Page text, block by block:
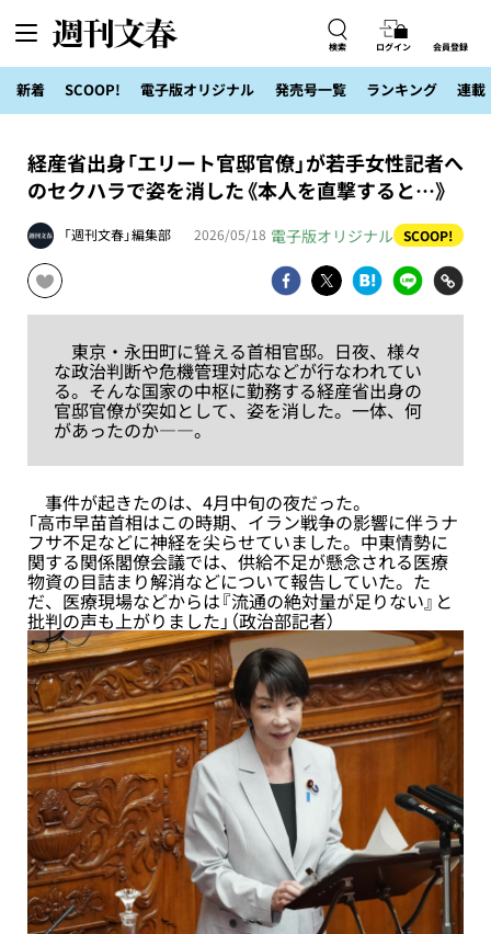
検索 ログイン 会員登録
新着 SCOOP! 電子版オリジナル 発売号一覧 ランキング 連載
経産省出身「エリート官邸官僚」が若手女性記者へ
のセクハラで姿を消した《本人を直撃すると…》
「週刊文春」編集部 2026/05/18 電子版オリジナル SCOOP!
東京・永田町に聳える首相官邸。日夜、様々
な政治判断や危機管理対応などが行なわれてい
る。そんな国家の中枢に勤務する経産省出身の
官邸官僚が突如として、姿を消した。一体、何
があったのか――。
事件が起きたのは、4月中旬の夜だった。
「高市早苗首相はこの時期、イラン戦争の影響に伴うナ
フサ不足などに神経を尖らせていました。中東情勢に
関する関係閣僚会議では、供給不足が懸念される医療
物資の目詰まり解消などについて報告していた。た
だ、医療現場などからは『流通の絶対量が足りない』と
批判の声も上がりました」（政治部記者）